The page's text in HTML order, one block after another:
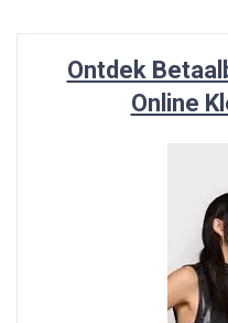
Ontdek
Online